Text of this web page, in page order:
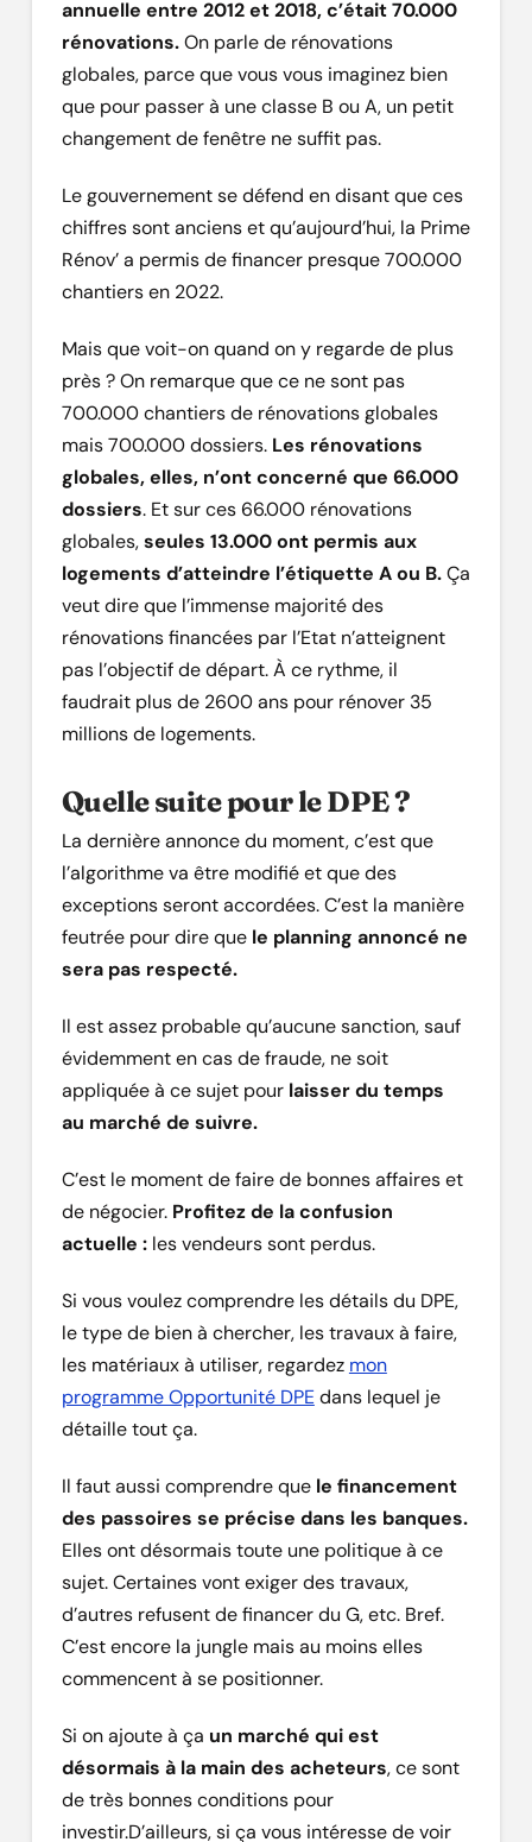
annuelle entre 2012 et 2018, c’était 70.000
rénovations.On parle de rénovations
globales, parce que vous vous imaginez bien
que pour passer à une classe B ou A, un petit
changement de fenêtre ne suffit pas.
Le gouvernement se défend en disant que ces
chiffres sont anciens et qu’aujourd’hui, la Prime
Rénov’ a permis de financer presque 700.000
chantiers en 2022.
Mais que voit-on quand on y regarde de plus
près ? On remarque que ce ne sont pas
700.000 chantiers de rénovations globales
mais 700.000 dossiers. Les rénovations
globales, elles, n’ont concerné que 66.000
dossiers. Et sur ces 66.000 rénovations
globales,seules 13.000 ont permis aux
logements d’atteindre l’étiquette A ou B.Ça
veut dire que l’immense majorité des
rénovations financées par l’Etat n’atteignent
pas l’objectif de départ. À ce rythme, il
faudrait plus de 2600 ans pour rénover 35
millions de logements.
Quelle suite pour le DPE ?
La dernière annonce du moment, c’est que
l’algorithme va être modifié et que des
exceptions seront accordées. C’est la manière
feutrée pour dire que le planning annoncé ne
sera pas respecté.
Il est assez probable qu’aucune sanction, sauf
évidemment en cas de fraude, ne soit
appliquée à ce sujet pourlaisser du temps
au marché de suivre.
C’est le moment de faire de bonnes affaires et
de négocier. Profitez de la confusion
actuelle :les vendeurs sont perdus.
Si vous voulez comprendre les détails du DPE,
le type de bien à chercher, les travaux à faire,
les matériaux à utiliser, regardez mon
programme Opportunité DPEdans lequel je
détaille tout ça.
Il faut aussi comprendre que le financement
des passoires se précise dans les banques.
Elles ont désormais toute une politique à ce
sujet. Certaines vont exiger des travaux,
d’autres refusent de financer du G, etc. Bref.
C’est encore la jungle mais au moins elles
commencent à se positionner.
Si on ajoute à ça un marché qui est
désormais à la main des acheteurs, ce sont
de très bonnes conditions pour
investir.D’ailleurs, si ça vous intéresse de voir